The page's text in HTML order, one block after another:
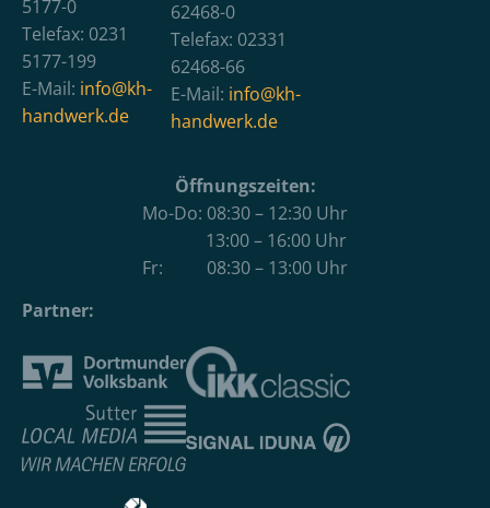
5177-0
Telefax: 0231
5177-199
E-Mail: info@kh-
handwerk.de
62468-0
Telefax: 02331
62468-66
E-Mail: info@kh-
handwerk.de
Öffnungszeiten:
Mo-Do: 08:30 – 12:30 Uhr
13:00 – 16:00 Uhr
Fr: 08:30 – 13:00 Uhr
Partner: